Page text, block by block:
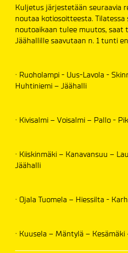
Kuljetus järjestetään seuraavia
noutaa kotiosoitteesta.
noutoaikaan tulee muutos, saat
Jäähallille saavutaan n. 1 tunti
· Ruoholampi - Uus-Lavola -
Huhtiniemi – Jäähalli
· Kivisalmi – Voisalmi – Pallo -
· Kiiskinmäki – Kanavansuu –
Jäähalli
· Ojala Tuomela – Hiessilta -
· Kuusela – Mäntylä – Kesämäki